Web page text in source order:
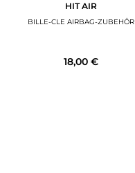
HIT AIR
BILLE-CLE AIRBAG-ZUBEHÖR
18,00 €